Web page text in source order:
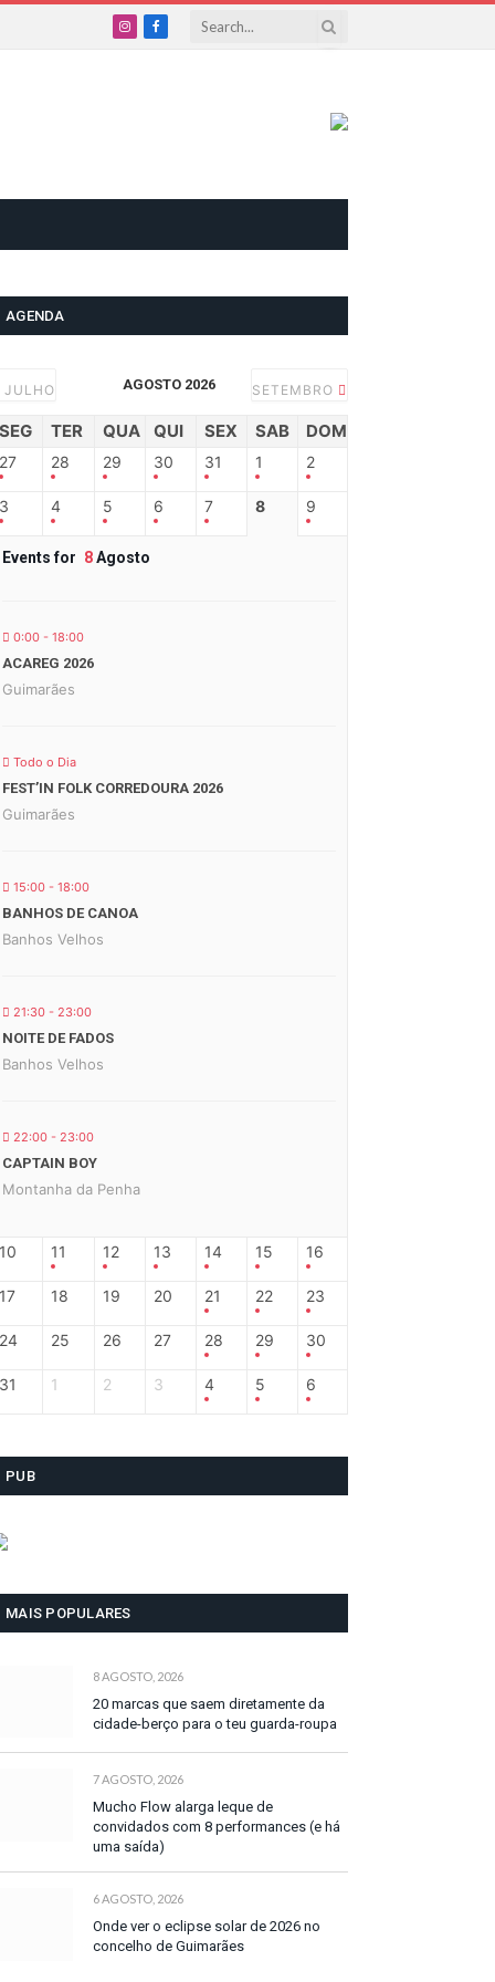
InstagramFacebook
AGENDA
JULHO AGOSTO 2026 SETEMBRO
SEG TER QUA QUI SEX SAB DOM
27 28 29 30 31 1 2
3 4 5 6 7 8 9
Events for 8Agosto
0:00 - 18:00
ACAREG 2026
Guimarães
Todo o Dia
FEST’IN FOLK CORREDOURA 2026
Guimarães
15:00 - 18:00
BANHOS DE CANOA
Banhos Velhos
21:30 - 23:00
NOITE DE FADOS
Banhos Velhos
22:00 - 23:00
CAPTAIN BOY
Montanha da Penha
10 11 12 13 14 15 16
17 18 19 20 21 22 23
24 25 26 27 28 29 30
31 1 2 3 4 5 6
PUB
MAIS POPULARES
8 AGOSTO, 2026
20 marcas que saem diretamente da
cidade-berço para o teu guarda-roupa
7 AGOSTO, 2026
Mucho Flow alarga leque de
convidados com 8 performances (e há
uma saída)
6 AGOSTO, 2026
Onde ver o eclipse solar de 2026 no
concelho de Guimarães